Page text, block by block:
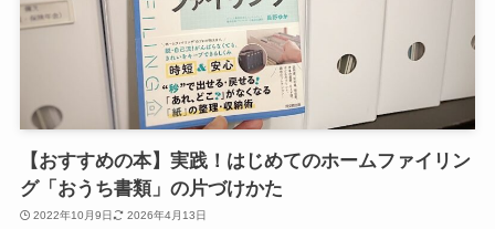
【おすすめの本】実践！はじめてのホームファイリン
グ「おうち書類」の片づけかた
2022年10月9日 2026年4月13日